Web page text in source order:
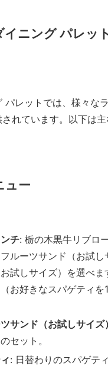
イニング パレッ
パレットでは、様々な
れています。以下は
ュー
チ: 栃の木黒牛リブロ
ルーツサンド（お試し
試しサイズ）を選べま
お好きなスパゲティを
サンド（お試しサイズ）
セット。
: 日替わりのスパゲテ